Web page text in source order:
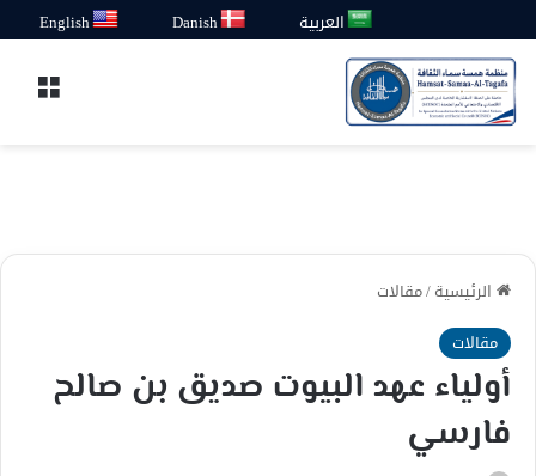
العربية Danish
English
الرئيسية/مقالات
مقالات
أولياء عهد البيوت صديق بن صالح
فارسي